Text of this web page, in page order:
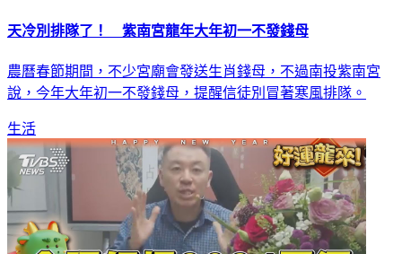
天冷別排隊了！ 紫南宮龍年大年初一不發錢母
農曆春節期間，不少宮廟會發送生肖錢母，不過南投紫南宮
說，今年大年初一不發錢母，提醒信徒別冒著寒風排隊。
生活